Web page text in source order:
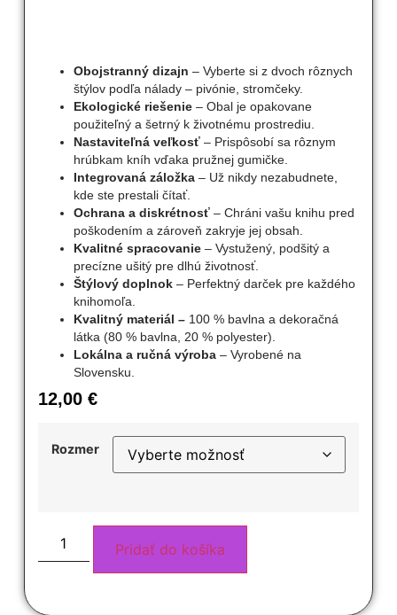
Obojstranný dizajn – Vyberte si z dvoch rôznych
štýlov podľa nálady – pivónie, stromčeky.
Ekologické riešenie– Obal je opakovane
použiteľný a šetrný k životnému prostrediu.
Nastaviteľná veľkosť– Prispôsobí sa rôznym
hrúbkam kníh vďaka pružnej gumičke.
Integrovaná záložka– Už nikdy nezabudnete,
kde ste prestali čítať.
Ochrana a diskrétnosť– Chráni vašu knihu pred
poškodením a zároveň zakryje jej obsah.
Kvalitné spracovanie– Vystužený, podšitý a
precízne ušitý pre dlhú životnosť.
Štýlový doplnok– Perfektný darček pre každého
knihomoľa.
Kvalitný materiál –100 % bavlna a dekoračná
látka (80 % bavlna, 20 % polyester).
Lokálna a ručná výroba– Vyrobené na
Slovensku.
12,00 €
Rozmer
Pridať do košíka